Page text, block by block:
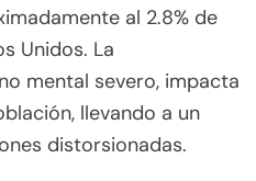
al 2.8% de
Unidos. La
mental severo, impacta
llevando a un
distorsionadas.